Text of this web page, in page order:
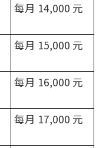
每月 14,000 元
每月 15,000 元
每月 16,000 元
每月 17,000 元